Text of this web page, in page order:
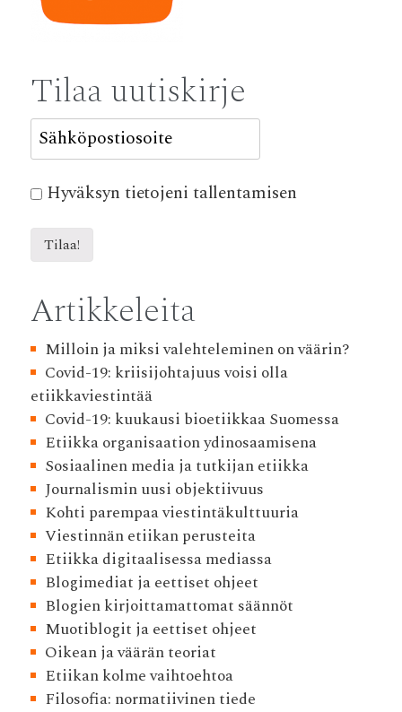
Tilaa uutiskirje
Hyväksyn tietojeni tallentamisen
Artikkeleita
Milloin ja miksi valehteleminen on väärin?
Covid-19: kriisijohtajuus voisi olla
etiikkaviestintää
Covid-19: kuukausi bioetiikkaa Suomessa
Etiikka organisaation ydinosaamisena
Sosiaalinen media ja tutkijan etiikka
Journalismin uusi objektiivuus
Kohti parempaa viestintäkulttuuria
Viestinnän etiikan perusteita
Etiikka digitaalisessa mediassa
Blogimediat ja eettiset ohjeet
Blogien kirjoittamattomat säännöt
Muotiblogit ja eettiset ohjeet
Oikean ja väärän teoriat
Etiikan kolme vaihtoehtoa
Filosofia: normatiivinen tiede